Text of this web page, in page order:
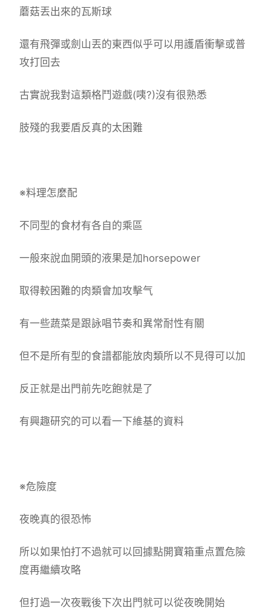
蘑菇丟出來的瓦斯球
還有飛彈或劍山丟的東西似乎可以用護盾衝擊或普
攻打回去
古實說我對這類格鬥遊戲(咦?)沒有很熟悉
肢殘的我要盾反真的太困難
※料理怎麼配
不同型的食材有各自的乘區
一般來說血開頭的液果是加horsepower
取得較困難的肉類會加攻擊气
有一些蔬菜是跟詠唱节奏和異常耐性有關
但不是所有型的食譜都能放肉類所以不見得可以加
反正就是出門前先吃飽就是了
有興趣研究的可以看一下維基的資料
※危險度
夜晚真的很恐怖
所以如果怕打不過就可以回據點開寶箱重点置危險
度再繼續攻略
但打過一次夜戰後下次出門就可以從夜晚開始